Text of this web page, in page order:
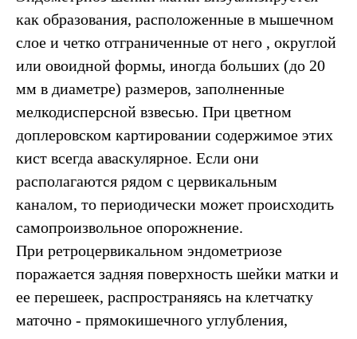
как образования, расположенные в мышечном
слое и четко отграниченные от него , округлой
или овоидной формы, иногда больших (до 20
мм в диаметре) размеров, заполненные
мелкодисперсной взвесью. При цветном
доплеровском картировании содержимое этих
кист всегда аваскулярное. Если они
располагаются рядом с цервикальным
каналом, то периодически может происходить
самопроизвольное опорожнение.
При ретроцервикальном эндометриозе
поражается задняя поверхность шейки матки и
ее перешеек, распространяясь на клетчатку
маточно - прямокишечного углубления,